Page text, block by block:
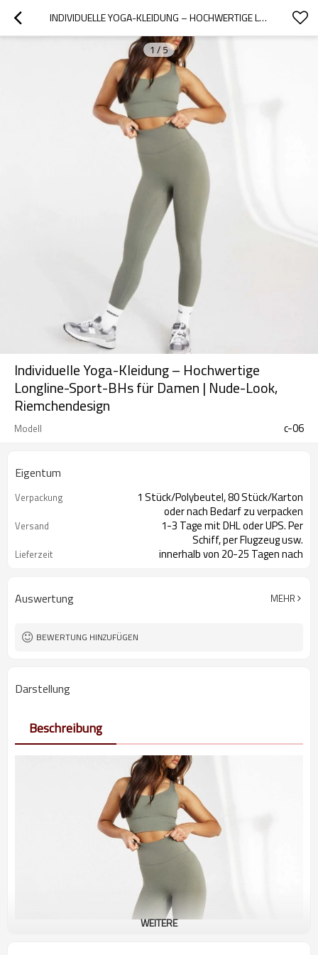
INDIVIDUELLE YOGA-KLEIDUNG – HOCHWERTIGE LONGLINE-SPORT-BHS FÜR DAMEN | NUDE-LOOK, RIEMCHENDESIGN
1 /5
Individuelle Yoga-Kleidung – Hochwertige
Longline-Sport-BHs für Damen | Nude-Look,
Riemchendesign
Modell c-06
Eigentum
Verpackung
1 Stück/Polybeutel, 80 Stück/Karton
oder nach Bedarf zu verpacken
Versand
1-3 Tage mit DHL oder UPS. Per
Schiff, per Flugzeug usw.
Lieferzeit
innerhalb von 20-25 Tagen nach
Auswertung MEHR
BEWERTUNG HINZUFÜGEN
Darstellung
Beschreibung
WEITERE